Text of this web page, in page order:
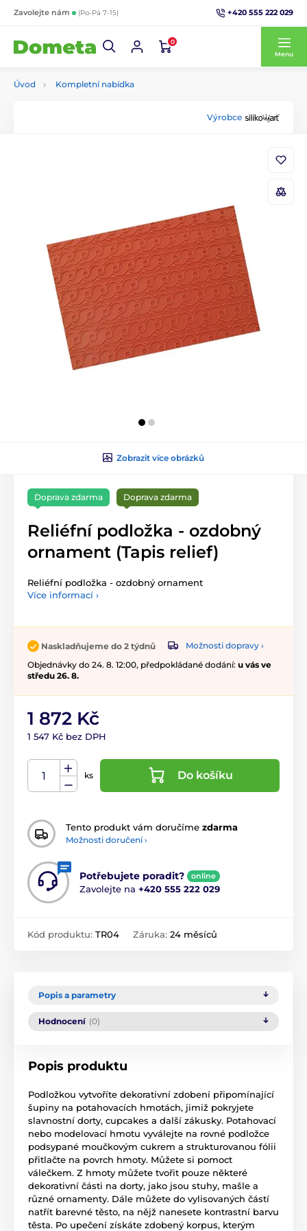
Zavolejte nám (Po-Pá 7-15) +420 555 222 029
0
Menu
Úvod Kompletní nabídka
Výrobce
Zobrazit více obrázků
Doprava zdarma Doprava zdarma
Reliéfní podložka - ozdobný
ornament (Tapis relief)
Reliéfní podložka - ozdobný ornament
Více informací ›
Naskladňujeme do 2 týdnů
Možnosti dopravy ›
Objednávky do 24. 8. 12:00, předpokládané dodání: u vás ve
středu 26. 8.
1 872 Kč
1 547 Kč bez DPH
ks Do košíku
Tento produkt vám doručíme zdarma
Možnosti doručení ›
Potřebujete poradit? online
Zavolejte na +420 555 222 029
Kód produktu: TR04 Záruka: 24 měsíců
Popis a parametry
Hodnocení (0)
Popis produktu
Podložkou vytvoříte dekorativní zdobení připomínající
šupiny na potahovacích hmotách, jimiž pokryjete
slavnostní dorty, cupcakes a další zákusky. Potahovací
nebo modelovací hmotu vyválejte na rovné podložce
podsypané moučkovým cukrem a strukturovanou fólii
přitlačte na povrch hmoty. Můžete si pomoct
válečkem. Z hmoty můžete tvořit pouze některé
dekorativní části na dorty, jako jsou stuhy, mašle a
různé ornamenty. Dále můžete do vylisovaných částí
natřít barevné těsto, na nějž nanesete kontrastní barvu
těsta. Po upečení získáte zdobený korpus, kterým